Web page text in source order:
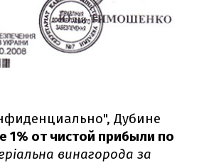
Дубине
1% от чистой прибыли по
винагорода за